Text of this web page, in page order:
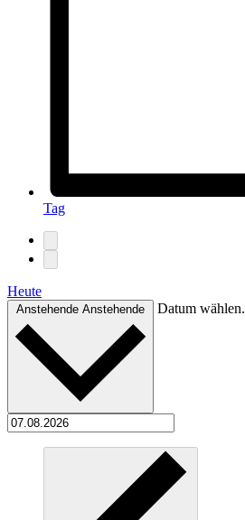
Tag
Heute
Anstehende Anstehende Datum wählen.